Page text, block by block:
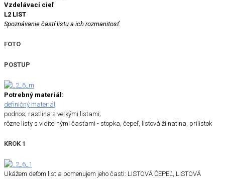
Vzdelávací cieľ
L2 LIST
Spoznávanie častí listu a ich rozmanitosť.
FOTO
POSTUP
Potrebný materiál:
definičný materiál;
podnos; rastlina s veľkými listami;
rôzne listy s viditeľnými časťami - stopka, čepeľ, listová žilnatina, prílistok
KROK 1
Ukážem deťom list a pomenujem jeho časti: LISTOVÁ ČEPEĽ, LISTOVÁ